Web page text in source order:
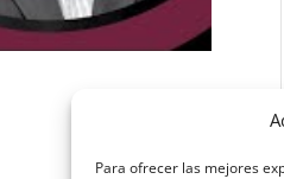
Para ofrecer las mejores